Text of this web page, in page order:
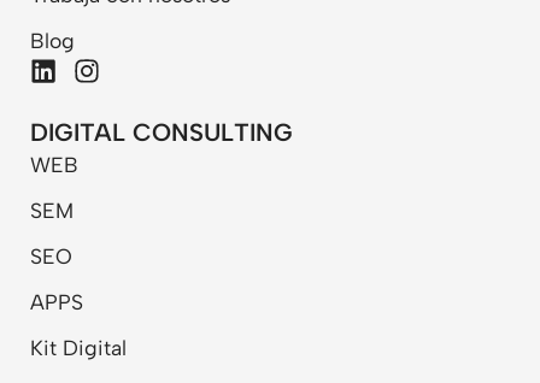
Blog
L
n
k
e
d
i
n
I
s
t
DIGITAL CONSULTING
WEB
SEM
SEO
APPS
Kit Digital